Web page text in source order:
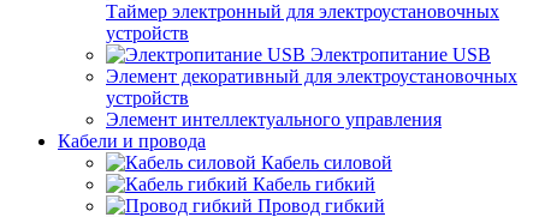
Таймер электронный для электроустановочных
устройств
Электропитание USB
Элемент декоративный для электроустановочных
устройств
Элемент интеллектуального управления
Кабели и провода
Кабель силовой
Кабель гибкий
Провод гибкий